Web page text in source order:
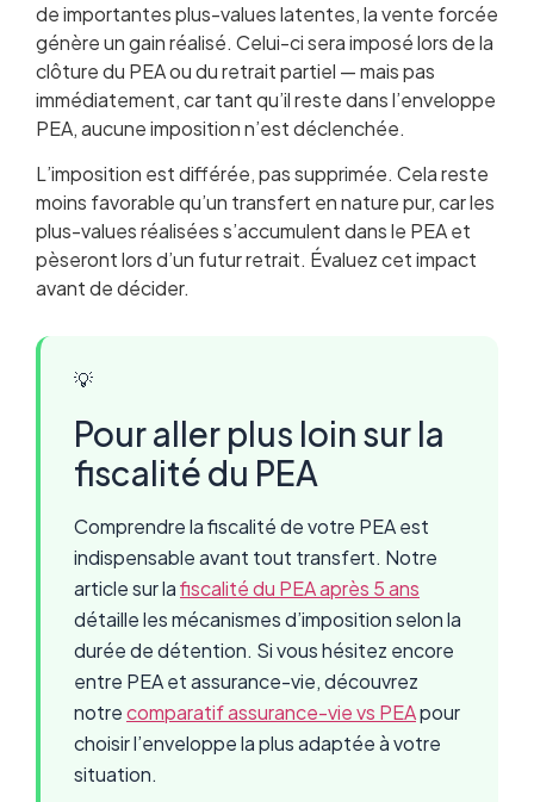
de importantes plus-values latentes, la vente forcée
génère un gain réalisé. Celui-ci sera imposé lors de la
clôture du PEA ou du retrait partiel — mais pas
immédiatement, car tant qu’il reste dans l’enveloppe
PEA, aucune imposition n’est déclenchée.
L’imposition est différée, pas supprimée. Cela reste
moins favorable qu’un transfert en nature pur, car les
plus-values réalisées s’accumulent dans le PEA et
pèseront lors d’un futur retrait. Évaluez cet impact
avant de décider.
💡
Pour aller plus loin sur la
fiscalité du PEA
Comprendre la fiscalité de votre PEA est
indispensable avant tout transfert. Notre
article sur lafiscalité du PEA après 5 ans
détaille les mécanismes d’imposition selon la
durée de détention. Si vous hésitez encore
entre PEA et assurance-vie, découvrez
notrecomparatif assurance-vie vs PEApour
choisir l’enveloppe la plus adaptée à votre
situation.